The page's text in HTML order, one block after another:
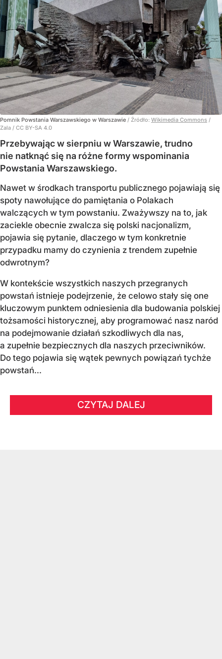
Pomnik Powstania Warszawskiego w Warszawie / Źródło: Wikimedia Commons /
Zala / CC BY-SA 4.0
Przebywając w sierpniu w Warszawie, trudno
nie natknąć się na różne formy wspominania
Powstania Warszawskiego.
Nawet w środkach transportu publicznego pojawiają się
spoty nawołujące do pamiętania o Polakach
walczących w tym powstaniu. Zważywszy na to, jak
zaciekle obecnie zwalcza się polski nacjonalizm,
pojawia się pytanie, dlaczego w tym konkretnie
przypadku mamy do czynienia z trendem zupełnie
odwrotnym?
W kontekście wszystkich naszych przegranych
powstań istnieje podejrzenie, że celowo stały się one
kluczowym punktem odniesienia dla budowania polskiej
tożsamości historycznej, aby programować nasz naród
na podejmowanie działań szkodliwych dla nas,
a zupełnie bezpiecznych dla naszych przeciwników.
Do tego pojawia się wątek pewnych powiązań tychże
powstań...
CZYTAJ DALEJ